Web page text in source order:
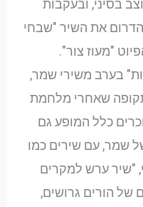
בסיני, ובעקבות
את השיר "שבחי
"מעוז צור".
בימות" בערב משירי שמר,
שאחרי מלחמת
כלל המופע גם
שמר, עם שירים כמו
"שיר ערש למקרים
של הורים גרושים,